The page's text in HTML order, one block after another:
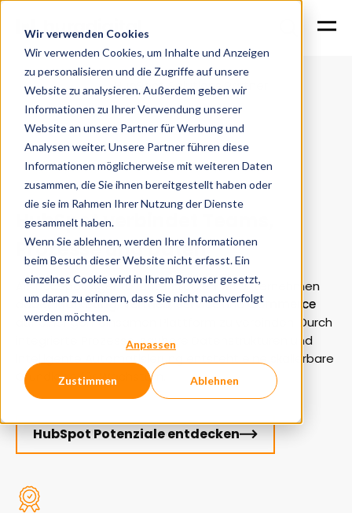
Wir verwenden Cookies
Wir verwenden Cookies, um Inhalte und Anzeigen
zu personalisieren und die Zugriffe auf unsere
Website zu analysieren. Außerdem geben wir
Informationen zu Ihrer Verwendung unserer
Website an unsere Partner für Werbung und
Analysen weiter. Unsere Partner führen diese
Informationen möglicherweise mit weiteren Daten
zusammen, die Sie ihnen bereitgestellt haben oder
die sie im Rahmen Ihrer Nutzung der Dienste
gesammelt haben.
Wenn Sie ablehnen, werden Ihre Informationen
beim Besuch dieser Website nicht erfasst. Ein
einzelnes Cookie wird in Ihrem Browser gesetzt,
um daran zu erinnern, dass Sie nicht nachverfolgt
werden möchten.
Anpassen
Zustimmen Ablehnen
Home Services HubSpot Solutions Partner
HubSpot Agentur für Integration, Automation &
Skalierung
HubSpot verbindet Teams,
Prozesse und Daten
Als HubSpot Agentur unterstützen wir Unternehmen
dabei,Marketing,Vertrieb,ServiceundCommerce
auf einer gemeinsamen Plattform zu verbinden. Durch
integrierte Prozesse, saubere Datenstrukturen und
intelligente Automatisierung entsteht eine skalierbare
Grundlage für Wachstum.
HubSpot Potenziale entdecken